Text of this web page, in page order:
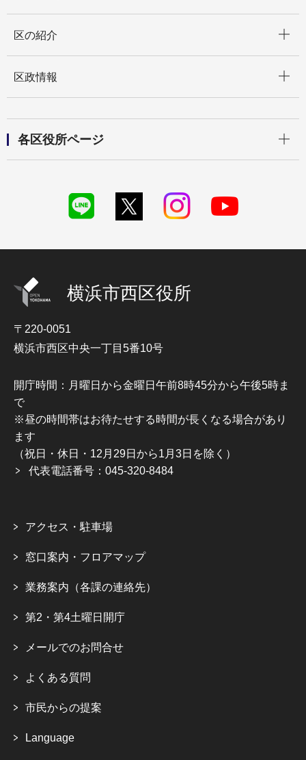
区の紹介
区政情報
各区役所ページ
横浜市西区役所
〒220-0051
横浜市西区中央一丁目5番10号
開庁時間：月曜日から金曜日午前8時45分から午後5時ま
で
※昼の時間帯はお待たせする時間が長くなる場合があり
ます
（祝日・休日・12月29日から1月3日を除く）
代表電話番号：045-320-8484
アクセス・駐車場
窓口案内・フロアマップ
業務案内（各課の連絡先）
第2・第4土曜日開庁
メールでのお問合せ
よくある質問
市民からの提案
Language